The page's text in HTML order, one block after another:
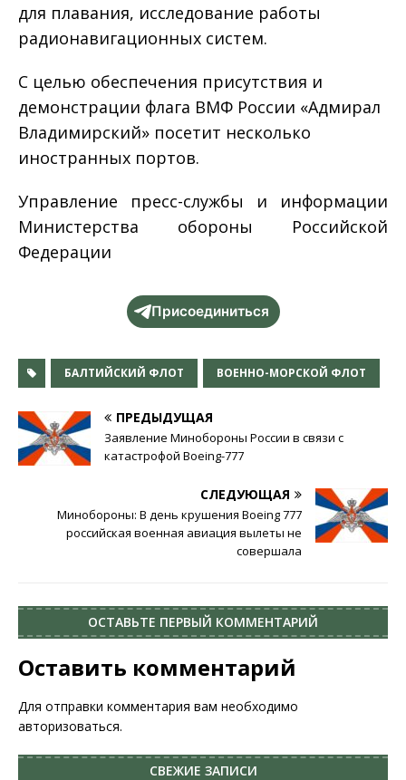
для плавания, исследование работы
радионавигационных систем.
С целью обеспечения присутствия и
демонстрации флага ВМФ России «Адмирал
Владимирский» посетит несколько
иностранных портов.
Управление пресс-службы и информации
Министерства обороны Российской
Федерации
Присоединиться
БАЛТИЙСКИЙ ФЛОТ ВОЕННО-МОРСКОЙ ФЛОТ
ПРЕДЫДУЩАЯ
Заявление Минобороны России в связи с
катастрофой Boeing-777
СЛЕДУЮЩАЯ
Минобороны: В день крушения Boeing 777
российская военная авиация вылеты не
совершала
ОСТАВЬТЕ ПЕРВЫЙ КОММЕНТАРИЙ
Оставить комментарий
Для отправки комментария вам необходимо
авторизоваться.
СВЕЖИЕ ЗАПИСИ